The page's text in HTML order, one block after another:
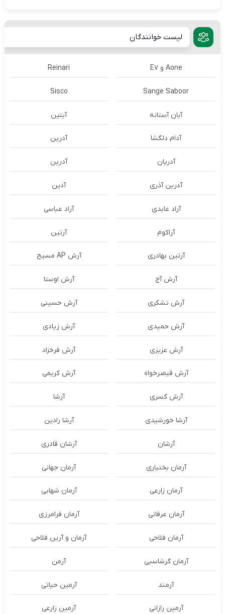
لیست خوانندگان
Aone و E7 Reinari
Sange Saboor
Sisco
آبان آستانه آبتین
آدام دلگشا آدرين
آدریان آدرین
آدرین آذری آدین
آراد عابدی آراد عباسی
آراکوم آرتین
آرتین بهادری آرش AP مسیح
آرش آج آرش اوستا
آرش تشکری آرش حسینی
آرش حمیدی آرش زیادی
آرش عزیزی آرش فرخزاد
آرش قیصرخواه آرش کریمی
آرش کسری آرشا
آرشا خورشیدی آرشا رادین
آرشان آرشان قادری
آرمان بختیاری آرمان جهانی
آرمان زارعی آرمان شهابی
آرمان عرفانی آرمان فرامرزی
آرمان فلاحی آرمان و آرین فلاحی
آرمان گرشاسبی آرمن
آرمند آرمین حیاتی
آرمین رازانی آرمین زارعی